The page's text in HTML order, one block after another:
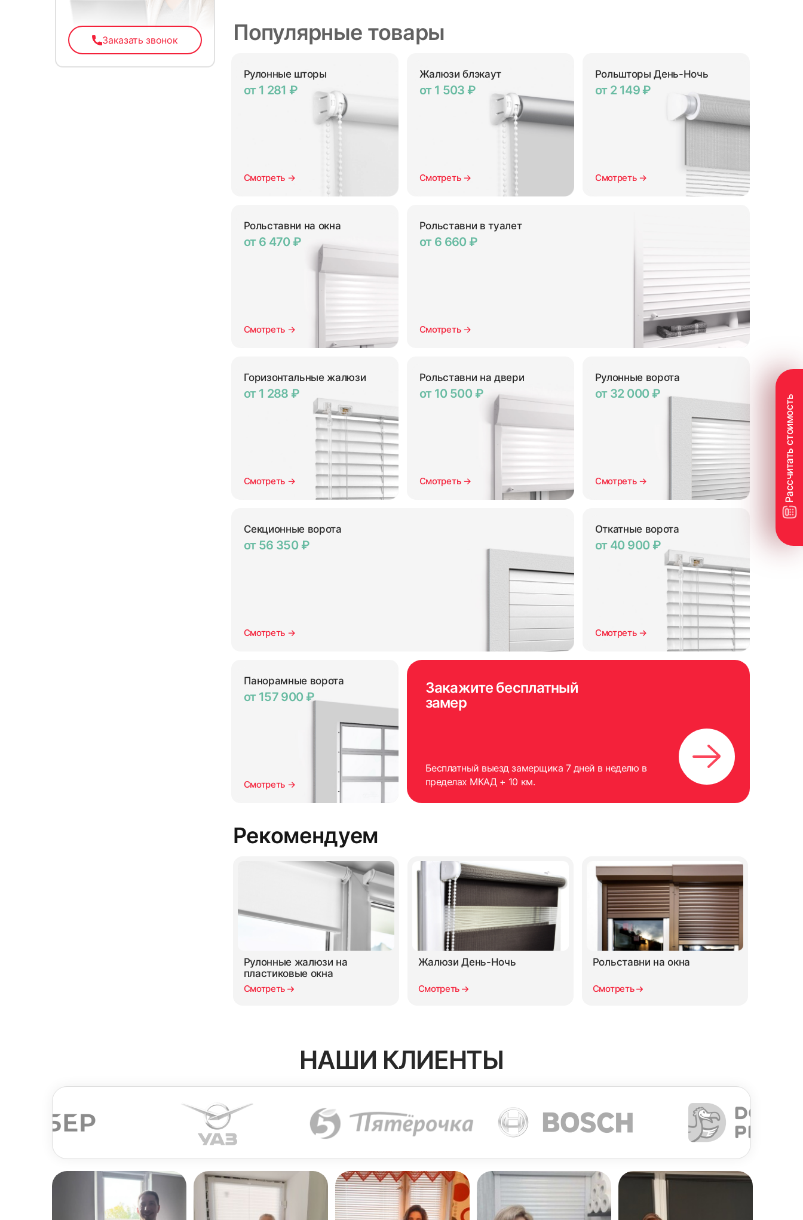
Заказать звонок Популярные товары
Рулонные шторы
от 1 281 ₽
Смотреть →
Жалюзи блэкаут
от 1 503 ₽
Смотреть →
Рольшторы День-Ночь
от 2 149 ₽
Смотреть →
Рольставни на окна
от 6 470 ₽
Смотреть →
Рольставни в туалет
от 6 660 ₽
Смотреть →
Горизонтальные жалюзи
от 1 288 ₽
Смотреть →
Рольставни на двери
от 10 500 ₽
Смотреть →
Рулонные ворота
от 32 000 ₽
Смотреть →
Секционные ворота
от 56 350 ₽
Смотреть →
Откатные ворота
от 40 900 ₽
Смотреть →
Панорамные ворота
от 157 900 ₽
Смотреть →
Закажите бесплатный
замер
Бесплатный выезд замерщика 7 дней в неделю в
пределах МКАД + 10 км.
Рекомендуем
Рулонные жалюзи на
пластиковые окна
Смотреть
Жалюзи День-Ночь
Смотреть
Рольставни на окна
Смотреть
НАШИ КЛИЕНТЫ